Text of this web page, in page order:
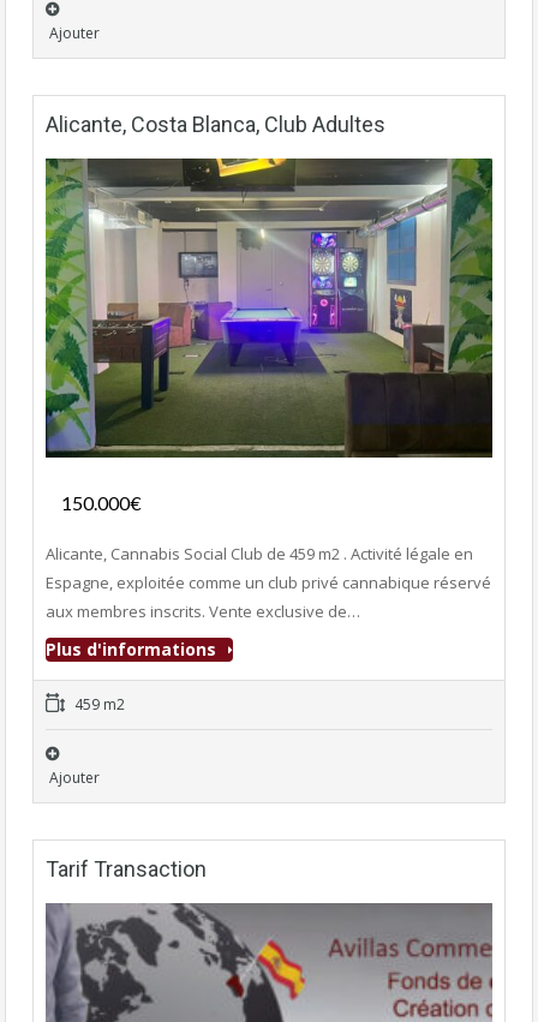
Ajouter
Alicante, Costa Blanca, Club Adultes
Fonds de commerce
150.000€
Alicante, Cannabis Social Club de 459 m2 . Activité légale en
Espagne, exploitée comme un club privé cannabique réservé
aux membres inscrits. Vente exclusive de…
Plus d'informations
459 m2
Ajouter
Tarif Transaction